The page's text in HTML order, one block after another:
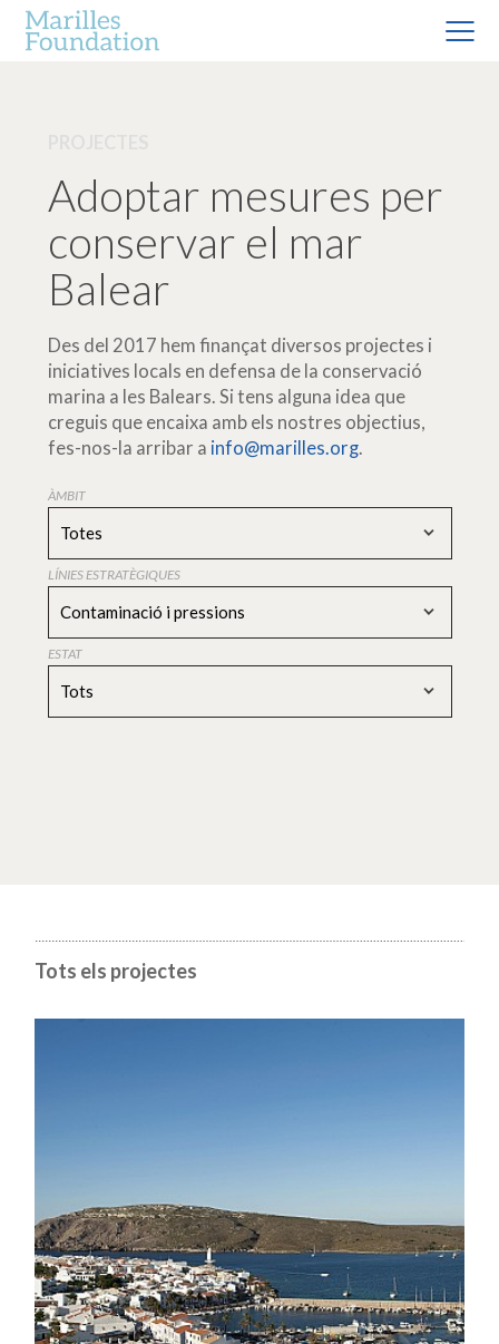
Adoptar mesures per
conservar el mar
Balear
Des del 2017 hem finançat diversos projectes i
iniciatives locals en defensa de la conservació
marina a les Balears. Si tens alguna idea que
creguis que encaixa amb els nostres objectius,
fes-nos-la arribar a info@marilles.org.
ÀMBIT
Totes
LÍNIES ESTRATÈGIQUES
Contaminació i pressions
ESTAT
Tots
Tots els projectes